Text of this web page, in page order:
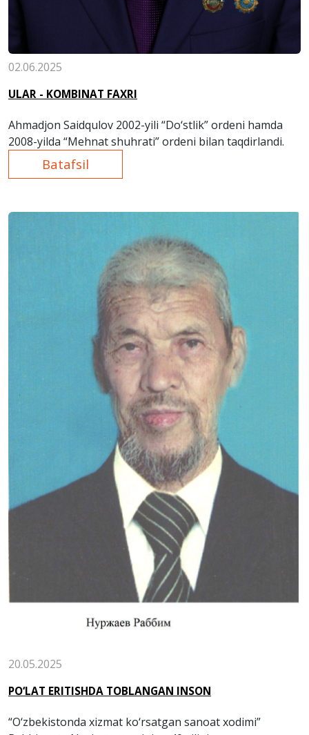
02.06.2025
ULAR - KOMBINAT FAXRI
Ahmadjon Saidqulov 2002-yili “Do‘stlik” ordeni hamda
2008-yilda “Mehnat shuhrati” ordeni bilan taqdirlandi.
Batafsil
20.05.2025
PO‘LAT ERITISHDA TOBLANGAN INSON
“O‘zbekistonda xizmat ko‘rsatgan sanoat xodimi”